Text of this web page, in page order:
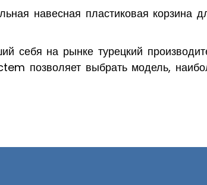
навесная пластиковая
себя на рынке турецкий
позволяет выбрать модель,